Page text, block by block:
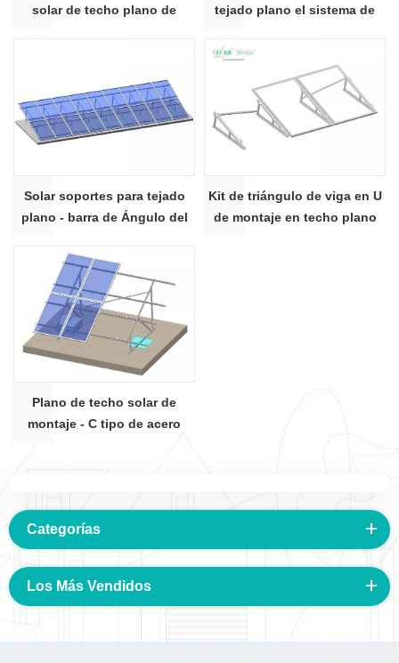
solar de techo plano de
tejado plano el sistema de
Solar soportes para tejado
plano - barra de Ángulo del
Kit de triángulo de viga en U
de montaje en techo plano
Plano de techo solar de
montaje - C tipo de acero
Categorías
Los Más Vendidos